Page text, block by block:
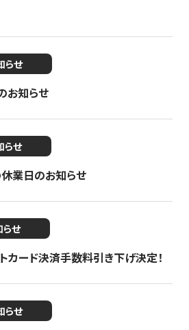
らせ
お知らせ
らせ
業日のお知らせ
らせ
カード決済手数料引き下げ決定！
らせ